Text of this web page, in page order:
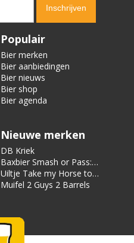
Populair
Bier merken
Bier aanbiedingen
Bier nieuws
Bier shop
Bier agenda
Nieuwe merken
DB Kriek
Baxbier Smash or Pass:
Strata
Uiltje Take my Horse to
the Hotel Room
Muifel 2 Guys 2 Barrels